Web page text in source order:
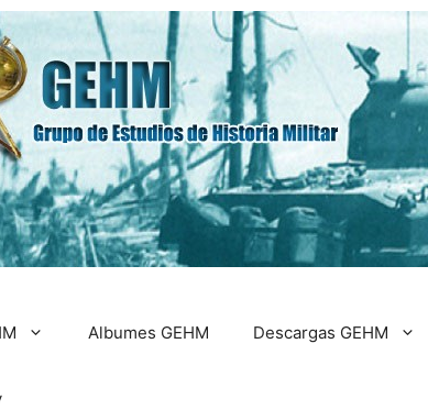
Albumes GEHM Descargas GEHM